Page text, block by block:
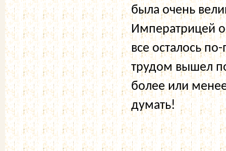
была очень
Императрицей
все осталось
трудом вышел
более или
думать!